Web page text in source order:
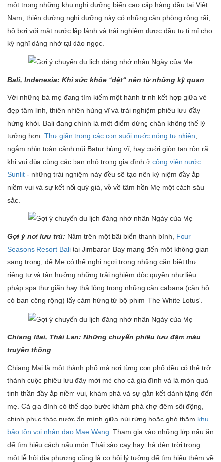
một trong những khu nghỉ dưỡng biển cao cấp hàng đầu tại Việt
Nam, thiên đường nghỉ dưỡng này có những căn phòng rộng rãi,
hồ bơi với mặt nước lấp lánh và trải nghiệm được đầu tư tỉ mỉ cho
kỳ nghỉ đáng nhớ tại đảo ngọc.
Bali, Indenesia: Khi sức khỏe “dệt“ nên từ những kỳ quan
Với những bà mẹ đang tìm kiếm một hành trình kết hợp giữa vẻ
đẹp tâm linh, thiên nhiên hùng vĩ và trải nghiệm phiêu lưu đầy
hứng khởi, Bali đang chính là một điểm dừng chân không thể lý
tưởng hơn. Thư giãn trong các con suối nước nóng tự nhiên
ngắm nhìn toàn cảnh núi Batur hùng vĩ, hay cười giòn tan rộn rã
khi vui đùa cùng các bạn nhỏ trong gia đình ở công viên nước
Sunlit - những trải nghiệm này đều sẽ tạo nên kỷ niệm đầy ắp
niềm vui và sự kết nối quý giá, vỗ về tâm hồn Mẹ một cách sâu
sắc.
Gợi ý nơi lưu trú: Nằm trên một bãi biển thanh bình, Four
Seasons Resort Bali tại Jimbaran Bay mang đến một không gian
sang trọng, để Mẹ có thể nghỉ ngơi trong những căn biệt thự
riêng tư và tận hưởng những trải nghiệm độc quyền như liệu
pháp spa thư giãn hay thả lỏng trong những căn cabana (căn hộ
có ban công rộng) lấy cảm hứng từ bộ phim 'The White Lotus'.
Chiang Mai, Thái Lan: Những chuyến phiêu lưu đậm màu
truyền thống
Chiang Mai là một thành phố mà nơi từng con phố đều có thể trở
thành cuộc phiêu lưu đầy mới mẻ cho cả gia đình và là món quà
tinh thần đầy ắp niềm vui, khám phá và sự gắn kết dành tặng đến
mẹ. Cả gia đình có thể dạo bước khám phá chợ đêm sôi động,
chinh phục thác nước ẩn mình giữa núi rừng hoặc ghé thăm khu
bảo tồn voi nhân đạo Mae Wang . Tham gia vào những lớp nấu ăn
để tìm hiểu cách nấu món Thái xào cay hay thả đèn trời trong
một lễ hội địa phương cũng là cơ hội lý tưởng để tìm hiểu thêm về